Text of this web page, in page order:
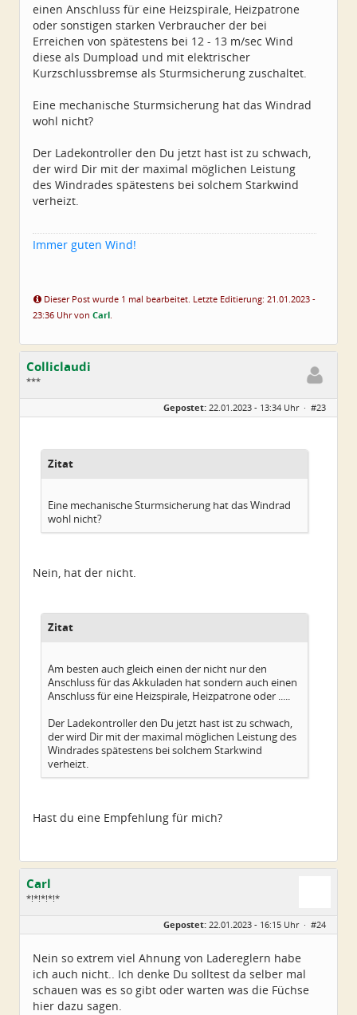
einen Anschluss für eine Heizspirale, Heizpatrone
oder sonstigen starken Verbraucher der bei
Erreichen von spätestens bei 12 - 13 m/sec Wind
diese als Dumpload und mit elektrischer
Kurzschlussbremse als Sturmsicherung zuschaltet.
Eine mechanische Sturmsicherung hat das Windrad
wohl nicht?
Der Ladekontroller den Du jetzt hast ist zu schwach,
der wird Dir mit der maximal möglichen Leistung
des Windrades spätestens bei solchem Starkwind
verheizt.
Immer guten Wind!
Dieser Post wurde 1 mal bearbeitet. Letzte Editierung: 21.01.2023 -
23:36 Uhr von Carl.
Colliclaudi
***
Geschlecht:
Beiträge:
43
Gepostet: 22.01.2023 - 13:34 Uhr · #23
Zitat
Eine mechanische Sturmsicherung hat das Windrad
wohl nicht?
Nein, hat der nicht.
Zitat
Am besten auch gleich einen der nicht nur den
Anschluss für das Akkuladen hat sondern auch einen
Anschluss für eine Heizspirale, Heizpatrone oder .....
Der Ladekontroller den Du jetzt hast ist zu schwach,
der wird Dir mit der maximal möglichen Leistung des
Windrades spätestens bei solchem Starkwind
verheizt.
Hast du eine Empfehlung für mich?
Carl
*!*!*!*!*
Beiträge:
5224
Gepostet: 22.01.2023 - 16:15 Uhr · #24
Nein so extrem viel Ahnung von Ladereglern habe
ich auch nicht.. Ich denke Du solltest da selber mal
schauen was es so gibt oder warten was die Füchse
hier dazu sagen.